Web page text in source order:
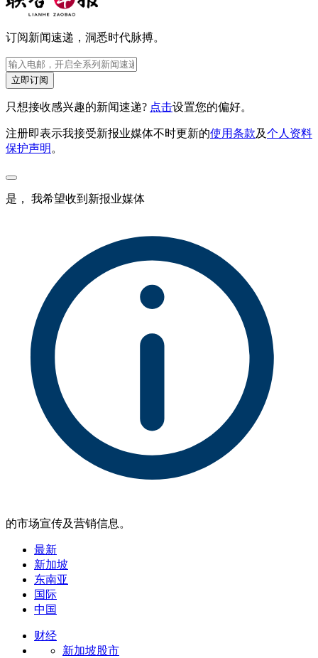
订阅新闻速递，洞悉时代脉搏。
立即订阅
只想接收感兴趣的新闻速递? 点击设置您的偏好。
注册即表示我接受新报业媒体不时更新的使用条款及个人资料
保护声明 。
是， 我希望收到新报业媒体
的市场宣传及营销信息。
最新
新加坡
东南亚
国际
中国
财经
新加坡股市